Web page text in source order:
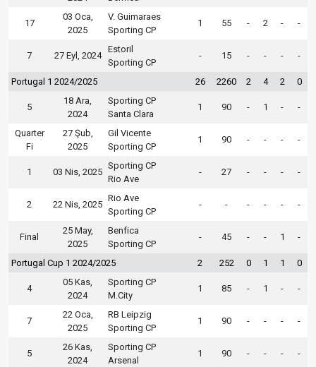
17
03 Oca,
2025
V. Guimaraes
Sporting CP
1 55 - 2 - -
7 27 Eyl, 2024
Estoril
Sporting CP
- 15 - - - -
Portugal 1 2024/2025 26 2260 2 4 2 0
5
18 Ara,
2024
Sporting CP
Santa Clara
1 90 - 1 - -
Quarter
Fi
27 Şub,
2025
Gil Vicente
Sporting CP
1 90 - - - -
1 03 Nis, 2025
Sporting CP
Rio Ave
- 27 - - - -
2 22 Nis, 2025
Rio Ave
Sporting CP
- - - - - -
Final
25 May,
2025
Benfica
Sporting CP
- 45 - - 1 -
Portugal Cup 1 2024/2025 2 252 0 1 1 0
4
05 Kas,
2024
Sporting CP
M.City
1 85 - 1 - -
7
22 Oca,
2025
RB Leipzig
Sporting CP
1 90 - - - -
5
26 Kas,
2024
Sporting CP
Arsenal
1 90 - - - -